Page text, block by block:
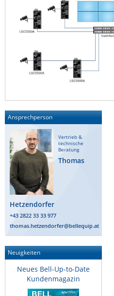
Yuasa
ZPE Systems
News zu unseren Herstellern
Ansprechperson
Vertrieb &
technische
Beratung
Thomas
Hetzendorfer
+43 2822 33 33 977
thomas.hetzendorfer@bellequip.at
Neuigkeiten
Neues Bell-Up-to-Date
Kundenmagazin